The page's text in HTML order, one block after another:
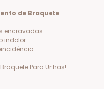
de Braquete
encravadas
indolor
Para Unhas!